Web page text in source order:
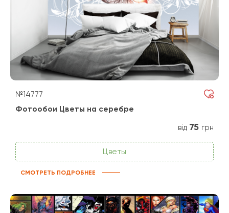
№14777
Фотообои Цветы на серебре
від 75 грн
Цветы
СМОТРЕТЬ ПОДРОБНЕЕ